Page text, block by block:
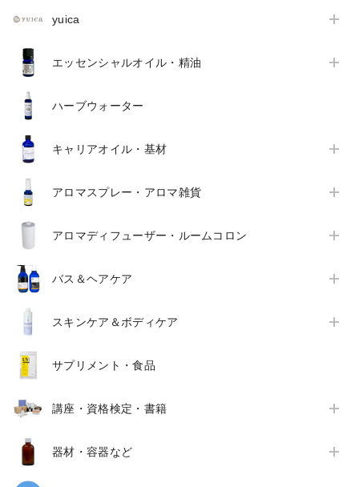
yuica
エッセンシャルオイル・精油
ハーブウォーター
キャリアオイル・基材
アロマスプレー・アロマ雑貨
アロマディフューザー・ルームコロン
バス＆ヘアケア
スキンケア＆ボディケア
サプリメント・食品
講座・資格検定・書籍
器材・容器など